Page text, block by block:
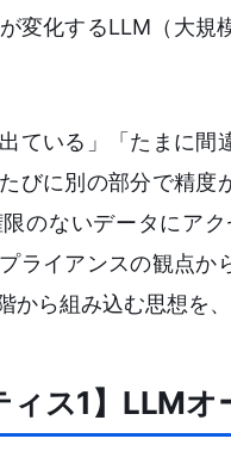
変化するLLM（大
ている」「たまに
びに別の部分で精
のないデータにア
ライアンスの観点
から組み込む思想を
ィス1】LLM